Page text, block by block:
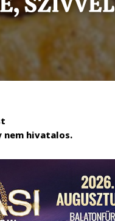
nem hivatalos.